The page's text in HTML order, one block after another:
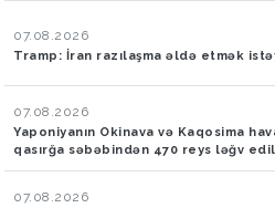
07.08.2026
Tramp: İran razılaşma əldə etmək
07.08.2026
Yaponiyanın Okinava və Kaqosima
qasırğa səbəbindən 470 reys ləğv
07.08.2026